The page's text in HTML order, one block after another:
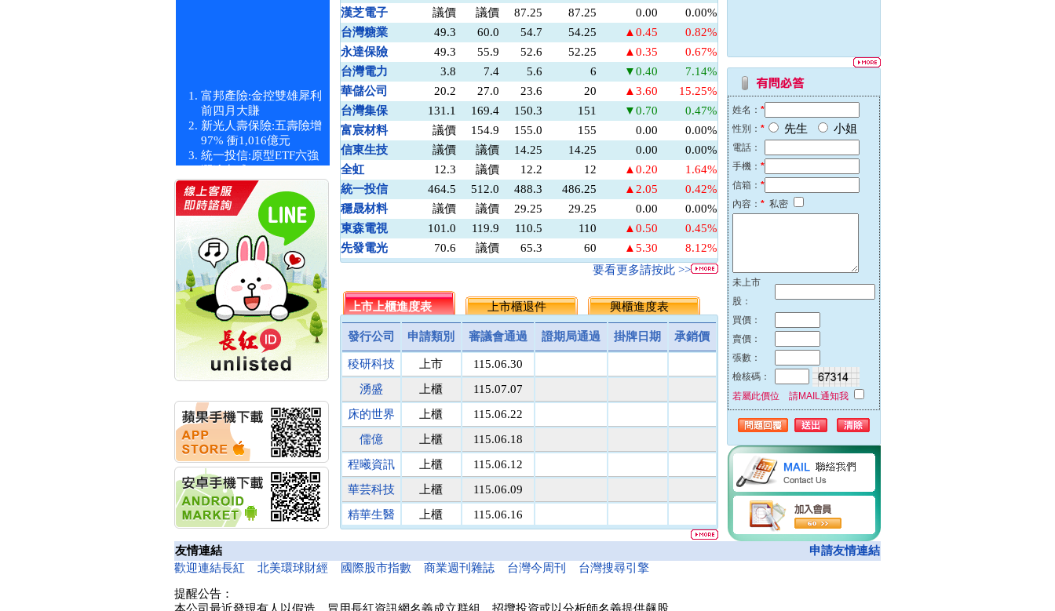
富邦產險:金控雙雄犀利
前四月大賺
新光人壽保險:五壽險增
97% 衝1,016億元
統一投信:原型ETF六強
漲逾九成
統一投信:主動式ETF溢
價 被盯上
新光人壽保險:新壽Q1外
價金將達996億
宇辰系統科技:宇辰業績
創新高 啟動興櫃轉上櫃
計畫
明緯企業:明緯永續科技
競賽 以電源驅動善的力
量
秀育企業:秀育SHO-U儲
能系統 獲國內首張CNS
認證
聯博投信:聯博00404A
華旭先進:代重要子公司
碩通散熱股份有限公司
公告董事會通過發言人
及代理發
華旭先進:代重要子公司
碩通散熱股份有限公司
公告董事會決議發行員
工認股權
華旭先進:代重要子公司
公告董事會追認113年
向關係
碩通散熱股份有限公司
漢芝電子
議價 議價 87.25 87.25 0.00
0.00%
台灣糖業
49.3 60.0 54.7 54.25 ▲0.45
0.82%
永達保險
49.3 55.9 52.6 52.25 ▲0.35
0.67%
台灣電力
3.8 7.4 5.6 6 ▼0.40
7.14%
華儲公司
20.2 27.0 23.6 20 ▲3.60
15.25%
台灣集保
131.1 169.4 150.3 151 ▼0.70
0.47%
富宸材料
議價 154.9 155.0 155 0.00
0.00%
信東生技
議價 議價 14.25 14.25 0.00
0.00%
全虹
12.3 議價 12.2 12 ▲0.20
1.64%
統一投信
464.5 512.0 488.3 486.25 ▲2.05
0.42%
穩晟材料
議價 議價 29.25 29.25 0.00
0.00%
東森電視
101.0 119.9 110.5 110 ▲0.50
0.45%
先發電光
70.6 議價 65.3 60 ▲5.30
8.12%
27.25 ▲0.35
1.27%
台泥循環
議價 議價 4.25 4.25 0.00
0.00%
三信商銀
議價 13.7 13.6 13.5 ▲0.10
0.74%
菘凱科技
議價 10.0 10.0 10 0.00
0.00%
匯頂電腦
議價 10.0 10.0
醫電鼎眾
議價 41.9 42.0
馬上發
議價 8.1 8.1 8 ▲0.10
1.23%
國寶人壽
議價 5.1 5.1 5 ▲0.10
1.96%
南美特科
議價 364.5 352.3
亞太投資
議價 40.0 40.0
聯穎光電
議價 129.9 130.0
麥寮汽電
議價 52.0 52.0 52 0.00
0.00%
鎧鉅科技
議價 議價 21 21 0.00
0.00%
金棠科技
議價 10.0 10.0 10 0.00
0.00%
騰錂鐳射
議價 70.1 70.1 70 ▲0.10
0.14%
昇陽能源
議價 40.0 40.0 40 0.00
要看更多請按此 >>
上市上櫃進度表 上市櫃退件 興櫃進度表
發行公司 申請類別 審議會通過 證期局通過 掛牌日期 承銷價
稜研科技 上市
115.06.30
湧盛
上櫃
115.07.07
床的世界
上櫃
115.06.22
儒億
上櫃
115.06.18
程曦資訊
上櫃
115.06.12
華芸科技
上櫃
115.06.09
精華生醫
上櫃
115.06.16
和亞智慧
上櫃
115.05.21
漢測
上櫃 115.06.10
姓名： *
性別： * 先生 小姐
電話：
手機： *
信箱： *
內容： * 私密
未上市
股：
買價：
賣價：
張數：
檢核碼：
若屬此價位 請MAIL通知我
友情連結
申請友情連結
歡迎連結長紅
北美環球財經 國際股市指數 商業週刊雜誌 台灣今周刊 台灣搜尋引擎
提醒公告：